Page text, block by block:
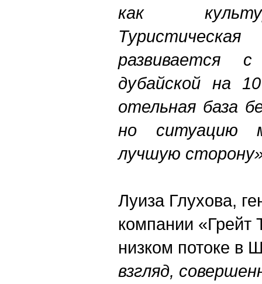
как
развивается
дубайской на
отельная база
но ситуацию
лучшую
Луиза Глухова,
компании «Грейт
низком потоке в
взгляд,